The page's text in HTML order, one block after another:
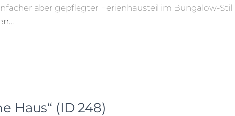
aber gepflegter Ferienhausteil im Bungalow-Stil
Haus“ (ID 248)